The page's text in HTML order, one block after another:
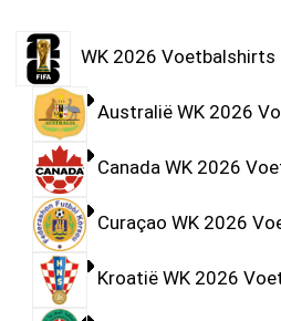
WK 2026 Voetbalshirts
Australië WK 2026
Canada WK 2026
Curaçao WK 2026
Kroatië WK 2026